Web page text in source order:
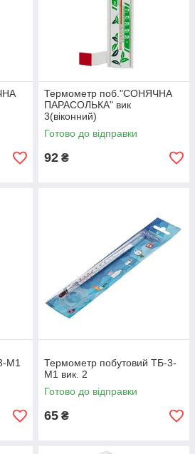
Термометр поб."СОНЯЧНА
ПАРАСОЛЬКА" вик
3(віконний)
Готово до відправки
92 ₴
М1
Термометр побутовий ТБ-3-
М1 вик. 2
Готово до відправки
65 ₴